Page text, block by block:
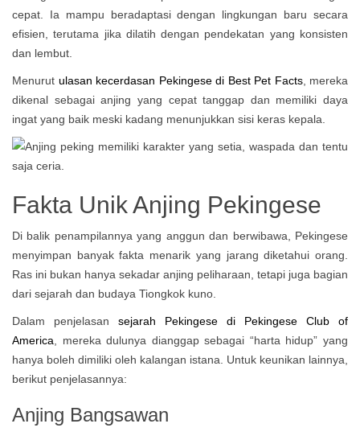
cepat. Ia mampu beradaptasi dengan lingkungan baru secara
efisien, terutama jika dilatih dengan pendekatan yang konsisten
dan lembut.
Menurut ulasan kecerdasan Pekingese di Best Pet Facts, mereka
dikenal sebagai anjing yang cepat tanggap dan memiliki daya
ingat yang baik meski kadang menunjukkan sisi keras kepala.
Fakta Unik Anjing Pekingese
Di balik penampilannya yang anggun dan berwibawa, Pekingese
menyimpan banyak fakta menarik yang jarang diketahui orang.
Ras ini bukan hanya sekadar anjing peliharaan, tetapi juga bagian
dari sejarah dan budaya Tiongkok kuno.
Dalam penjelasan
sejarah Pekingese di Pekingese Club of
America , mereka dulunya dianggap sebagai “harta hidup” yang
hanya boleh dimiliki oleh kalangan istana. Untuk keunikan lainnya,
berikut penjelasannya:
Anjing Bangsawan